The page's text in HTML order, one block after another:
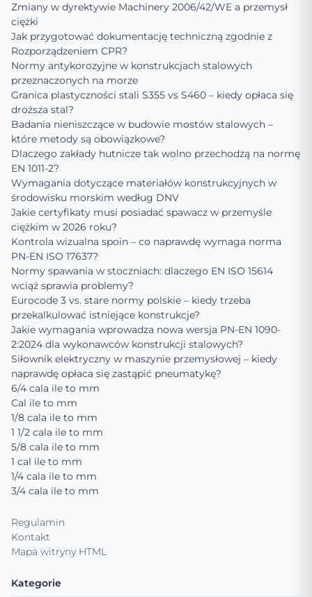
Zmiany w dyrektywie Machinery 2006/42/WE a przemysł
ciężki
Jak przygotować dokumentację techniczną zgodnie z
Rozporządzeniem CPR?
Normy antykorozyjne w konstrukcjach stalowych
przeznaczonych na morze
Granica plastyczności stali S355 vs S460 – kiedy opłaca się
droższa stal?
Badania nieniszczące w budowie mostów stalowych –
które metody są obowiązkowe?
Dlaczego zakłady hutnicze tak wolno przechodzą na normę
EN 1011-2?
Wymagania dotyczące materiałów konstrukcyjnych w
środowisku morskim według DNV
Jakie certyfikaty musi posiadać spawacz w przemyśle
ciężkim w 2026 roku?
Kontrola wizualna spoin – co naprawdę wymaga norma
PN-EN ISO 17637?
Normy spawania w stoczniach: dlaczego EN ISO 15614
wciąż sprawia problemy?
Eurocode 3 vs. stare normy polskie – kiedy trzeba
przekalkulować istniejące konstrukcje?
Jakie wymagania wprowadza nowa wersja PN-EN 1090-
2:2024 dla wykonawców konstrukcji stalowych?
Siłownik elektryczny w maszynie przemysłowej – kiedy
naprawdę opłaca się zastąpić pneumatykę?
6/4 cala ile to mm
Cal ile to mm
1/8 cala ile to mm
1 1/2 cala ile to mm
5/8 cala ile to mm
1 cal ile to mm
1/4 cala ile to mm
3/4 cala ile to mm
Regulamin
Kontakt
Mapa witryny HTML
Kategorie